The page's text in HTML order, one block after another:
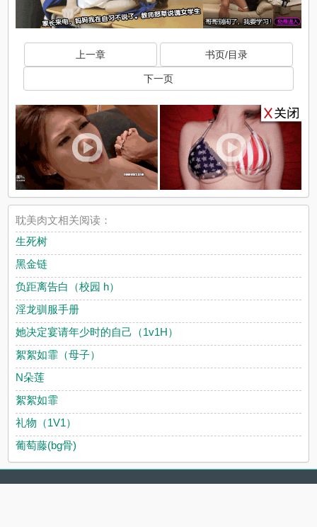
上一章 书页/目录
下一页
耽美肉文相关阅读：
生死树
黑金链
负距离告白（校园 h）
淫龙驯服手册
她决定宴请年少时的自己（1v1H）
絮絮如霏（母子）
N朵莲
絮絮如霏
礼物（1V1）
葡萄藤(bg骨)